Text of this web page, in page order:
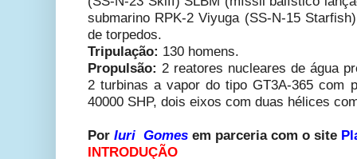
submarino RPK-2 Viyuga (SS-N-15
de torpedos.
Tripulação: 130 homens.
Propulsão: 2 reatores nucleares de água
2 turbinas a vapor do tipo GT3A-365 com
40000 SHP, dois eixos com duas hélices
Por Iuri Gomes em parceria com o site
INTRODUÇÃO